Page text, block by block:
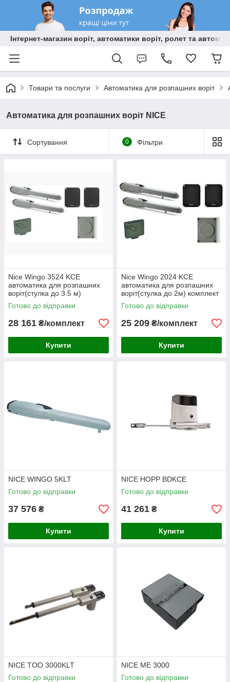
Інтернет-магазин воріт, автоматики воріт, ролет та
Товари та послуги Автоматика для розпашних воріт
Автоматика для розпашних воріт NICE
Сортування 0 Фільтри
Nice Wingo 3524 KCE
автоматика для розпашних
воріт(стулка до 3.5 м)
Готово до відправки
28 161 ₴/комплект
Купити
Nice Wingo 2024 KCE
автоматика для розпашних
воріт(стулка до 2м) комплект
Готово до відправки
25 209 ₴/комплект
Купити
NICE WINGO 5KLT
Готово до відправки
37 576 ₴
Купити
NICE HOPP BDKCE
Готово до відправки
41 261 ₴
Купити
NICE TOO 3000KLT
Готово до відправки
NICE ME 3000
Готово до відправки